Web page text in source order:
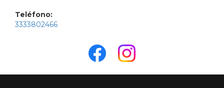
Teléfono:
3333802466